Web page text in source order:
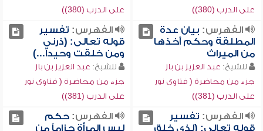
على الدرب (380))
على الدرب (380))
الفهرس: بيان عدة
المطلقة وحكم أخذها
من الميراث
للشيخ: عبد العزيز بن باز
جزء من محاضرة ( فتاوى نور
على الدرب (381))
الفهرس: تفسير
قوله تعالى: (ذرني
ومن خلقت وحيداً...)
للشيخ: عبد العزيز بن باز
جزء من محاضرة ( فتاوى نور
على الدرب (381))
الفهرس: تفسير
قوله تعالى: (لذي خلق
الفهرس:حكم
لبس المرأة حزاماً من